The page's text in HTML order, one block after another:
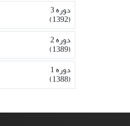
دوره 3
(1392)
دوره 2
(1389)
دوره 1
(1388)